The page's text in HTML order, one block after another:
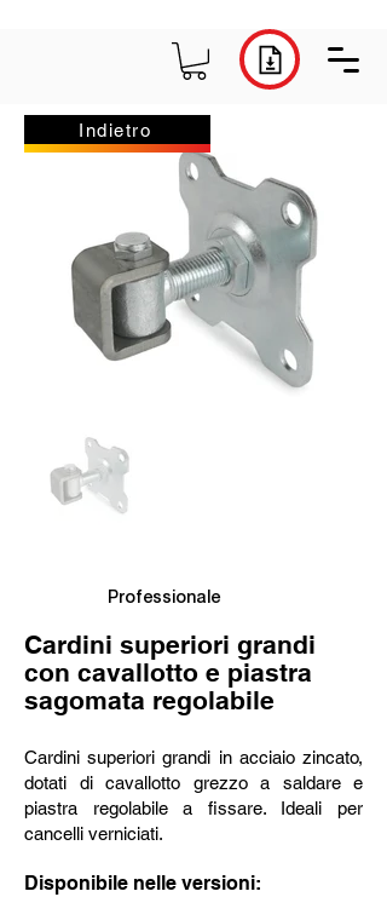
Indietro
Professionale
Cardini superiori grandi
con cavallotto e piastra
sagomata regolabile
Cardini superiori grandi in acciaio zincato,
dotati di cavallotto grezzo a saldare e
piastra regolabile a fissare. Ideali per
cancelli verniciati.
Disponibile nelle versioni: